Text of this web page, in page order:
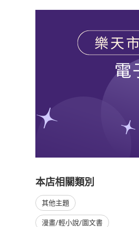
本店相關類別
其他主題
漫畫/輕小說/圖文書